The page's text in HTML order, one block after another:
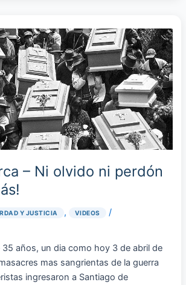
– Ni olvido ni perdón
Y JUSTICIA , VIDEOS
/
35 años, un dia como hoy 3 de abril de
mas sangrientas de la guerra
ingresaron a Santiago de